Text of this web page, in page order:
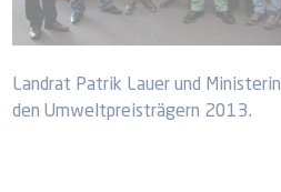
Landrat Patrik Lauer und
den Umweltpreisträgern 2013.